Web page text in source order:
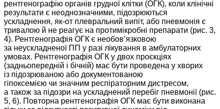
рентгенографію органів грудної клітки (ОГК), коли клінічні
результати є неоднозначними, підозрюються
ускладнення, як-от плевральний випіт, або пневмонія є
тривалою й не реагує на протимікробні препарати (рис. 3,
4). Рентгенографія ОГК є необов’язковою
за неускладненої ПП у разі лікування в амбулаторних
умовах. Рентгенографія ОГК у двох проєкціях
(задньопередній і бічній) має бути проведена у хворих
із підозрюваною або документованою
гіпоксемією чи значним респіраторним дистресом,
а також за підозри на ускладнений перебіг пневмонії (рис.
5, 6). Повторна рентгенографія ОГК має бути виконана